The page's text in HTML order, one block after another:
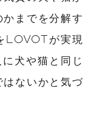
までを分解す
LOVOTが実現
犬や猫と同じ
はないかと気づ